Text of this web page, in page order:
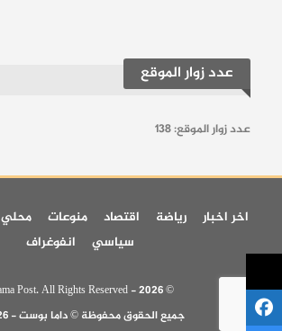
عدد زوار الموقع
عدد زوار الموقع:138
اخر اخبار رياضة اقتصاد منوعات محلي
سياسي
انفوغراف
© 2026 - Dama Post. All Rights Reserved.
جميع الحقوق محفوظة © داما بوست - 2026 -